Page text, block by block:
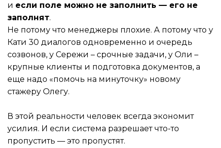
и если поле можно не заполнить — его не
заполнят.
Не потому что менеджеры плохие. А потому что у
Кати 30 диалогов одновременно и очередь
созвонов, у Сережи – срочные задачи, у Оли –
крупные клиенты и подготовка документов, а
еще надо «помочь на минуточку» новому
стажеру Олегу.
В этой реальности человек всегда экономит
усилия. И если система разрешает что-то
пропустить — это пропустят.